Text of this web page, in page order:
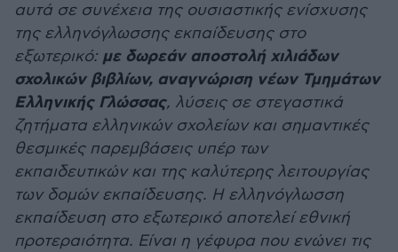
αυτά σε συνέχεια της ουσιαστικής ενίσχυσης
της ελληνόγλωσσης εκπαίδευσης στο
εξωτερικό:με δωρεάν αποστολή χιλιάδων
σχολικών βιβλίων, αναγνώριση νέων Τμημάτων
Ελληνικής Γλώσσας, λύσεις σε στεγαστικά
ζητήματα ελληνικών σχολείων και σημαντικές
θεσμικές παρεμβάσεις υπέρ των
εκπαιδευτικών και της καλύτερης λειτουργίας
των δομών εκπαίδευσης. Η ελληνόγλωσση
εκπαίδευση στο εξωτερικό αποτελεί εθνική
προτεραιότητα. Είναι η γέφυρα που ενώνει τις